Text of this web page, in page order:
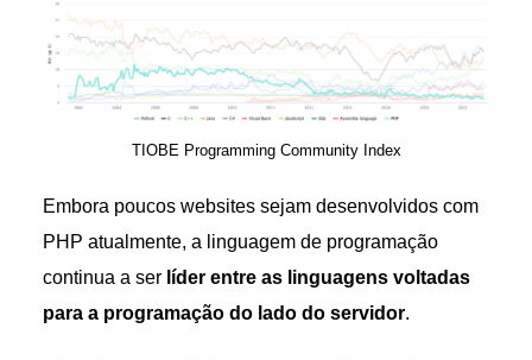
TIOBE Programming Community Index
Embora poucos websites sejam desenvolvidos com
PHP atualmente, a linguagem de programação
continua a ser líder entre as linguagens voltadas
para a programação do lado do servidor.